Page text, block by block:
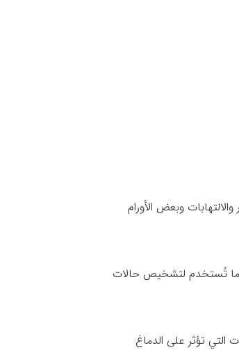
وبعض الأورام
ما تُستخدم لتشخيص حالات
التي تؤثر على الدماغ